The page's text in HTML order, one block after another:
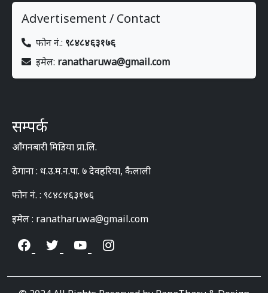
Advertisement / Contact
फोन नं.: ९८४८४६३१७६
इमेल: ranatharuwa@gmail.com
सम्पर्क
आँगनबारी मिडिया प्रा.लि.
ठेगाना : ध.उ.म.न.पा. ७ देवहरिया, कैलाली
फोन नं. : ९८४८४६३१७६
इमेल : ranatharuwa@gmail.com